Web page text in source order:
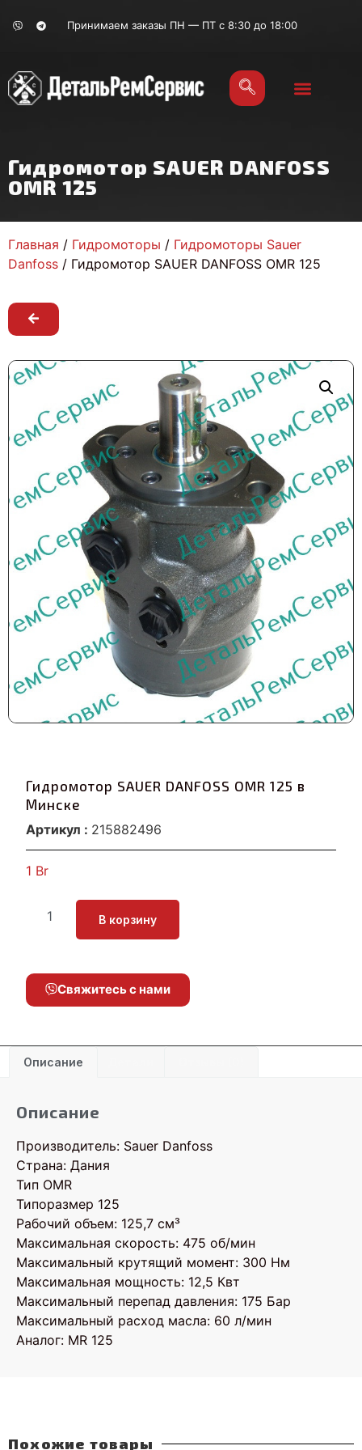
Принимаем заказы ПН — ПТ с 8:30 до 18:00
Гидромотор SAUER DANFOSS
OMR 125
Главная / Гидромоторы / Гидромоторы Sauer
Danfoss / Гидромотор SAUER DANFOSS OMR 125
Гидромотор SAUER DANFOSS OMR 125 в
Минске
Артикул : 215882496
1 Br
В корзину
Свяжитесь с нами
Описание
Описание
Производитель: Sauer Danfoss
Страна: Дания
Тип OMR
Типоразмер 125
Рабочий объем: 125,7 см³
Максимальная скорость: 475 об/мин
Максимальный крутящий момент: 300 Нм
Максимальная мощность: 12,5 Квт
Максимальный перепад давления: 175 Бар
Максимальный расход масла: 60 л/мин
Аналог: MR 125
Похожие товары